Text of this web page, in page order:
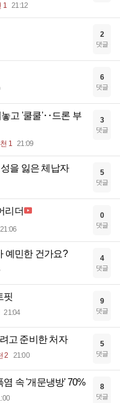
1 21:12
2
댓글
6
댓글
놓고 '쿨쿨'‥드론 부
1 21:09
3
댓글
을 잃은 체납자 5
댓글
리더
21:06
0
댓글
예민한 건가요? 4
댓글
핏
21:04
9
댓글
고 준비한 처자
2 21:00
5
댓글
속 '개문냉방' 70% 8
댓글